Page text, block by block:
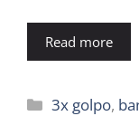
Read more
Categories
3x golpo,